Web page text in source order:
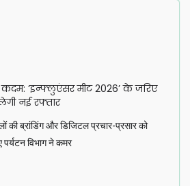
कदम: ‘इन्फ्लुएंसर मीट 2026’ के जरिए
नई रफ्तार
की ब्रांडिंग और डिजिटल प्रचार-प्रसार को
पर्यटन विभाग ने कमर